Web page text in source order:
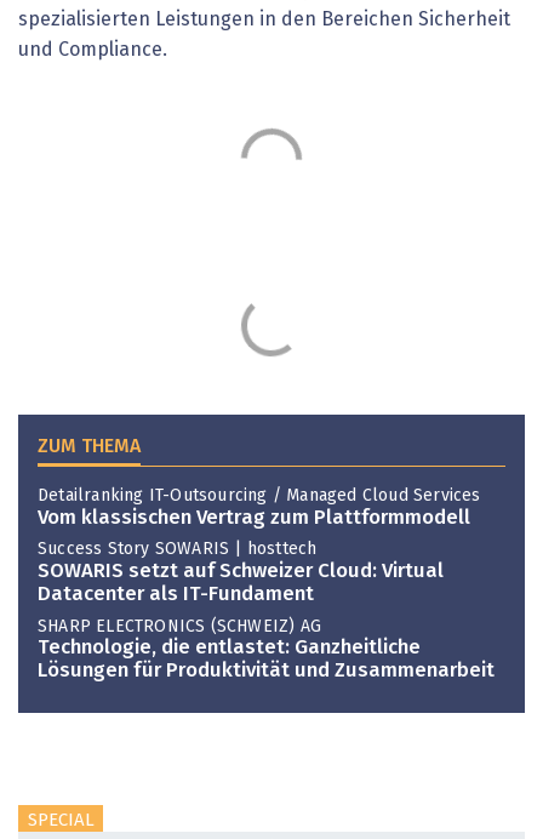
spezialisierten Leistungen in den Bereichen Sicherheit
und Compliance.
ZUM THEMA
Detailranking IT-Outsourcing / Managed Cloud Services
Vom klassischen Vertrag zum Platt­formmodell
Success Story SOWARIS | hosttech
SOWARIS setzt auf Schweizer Cloud: Virtual
Datacenter als IT-Fundament
SHARP ELECTRONICS (SCHWEIZ) AG
Technologie, die entlastet: Ganzheitliche
Lösungen für Produktivität und Zusammenarbeit
SPECIAL